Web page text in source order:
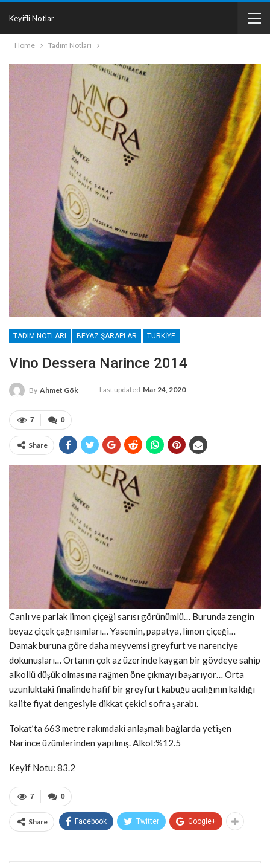
Keyifli Notlar
Home Tadım Notları
TADIM NOTLARI BEYAZ ŞARAPLAR TÜRKIYE
Vino Dessera Narince 2014
By Ahmet Gök Last updated Mar 24, 2020
0
7
Share
Canlı ve parlak limon çiçeği sarısı görünümlü… Burunda zengin
beyaz çiçek çağrışımları… Yasemin, papatya, limon çiçeği…
Damak buruna göre daha meyvemsi greyfurt ve narenciye
dokunuşları… Ortanın çok az üzerinde kaygan bir gövdeye sahip
alkollü düşük olmasına rağmen öne çıkmayı başarıyor… Orta
uzunluktaki finalinde hafif bir greyfurt kabuğu acılığının kaldığı
kalite fiyat dengesiyle dikkat çekici sofra şarabı.
Tokat’ta 663 metre rakımdaki anlaşmalı bağlarda yetişen
Narince üzümlerinden yapılmış. Alkol:%12.5
Keyif Notu: 83.2
0
7
Share Facebook Twitter Google+